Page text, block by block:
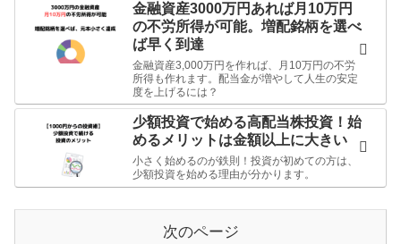
金融資産3000万円あれば月10万円
の不労所得が可能。増配銘柄を選べ
ば早く到達
金融資産3,000万円を作れば、月10万円の不労
所得も作れます。配当金が増やして人生の安定
度を上げるには？
少額投資で始める高配当株投資！始
めるメリットは金額以上に大きい
小さく始めるのが鉄則！投資が初めての方は、
少額投資を始める理由が分かります。
次のページ